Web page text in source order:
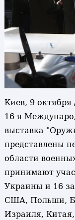
Киев, 9 октября
16-я
выставка
представлены
области
принимают
Украины и 16
США, Польши,
Израиля,